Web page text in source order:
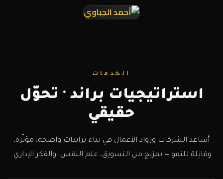
الخدمات
استراتيجيات براند · تحوّل
حقيقي
أساعد الشركات ورواد الأعمال في بناء براندات واضحة، مؤثّرة،
وقابلة للنمو — بمزيج من التسويق، علم النفس، والفكر الإداري.